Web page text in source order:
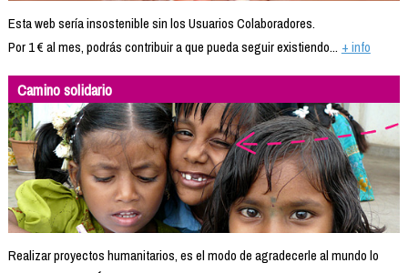
Esta web sería insostenible sin los Usuarios Colaboradores.
Por 1 € al mes, podrás contribuir a que pueda seguir existiendo... + info
Camino solidario
Realizar proyectos humanitarios, es el modo de agradecerle al mundo lo